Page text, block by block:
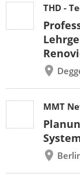
THD -
MMT